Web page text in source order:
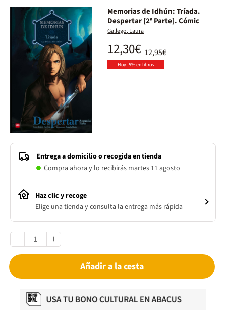
Memorias de Idhún: Tríada.
Despertar [2ª Parte]. Cómic
Gallego, Laura
12,95€
12,30€
Hoy -5% en libros
Entrega a domicilio o recogida en tienda
Compra ahora y lo recibirás martes 11 agosto
Haz clic y recoge
Elige una tienda y consulta la entrega más rápida
Añadir a la cesta